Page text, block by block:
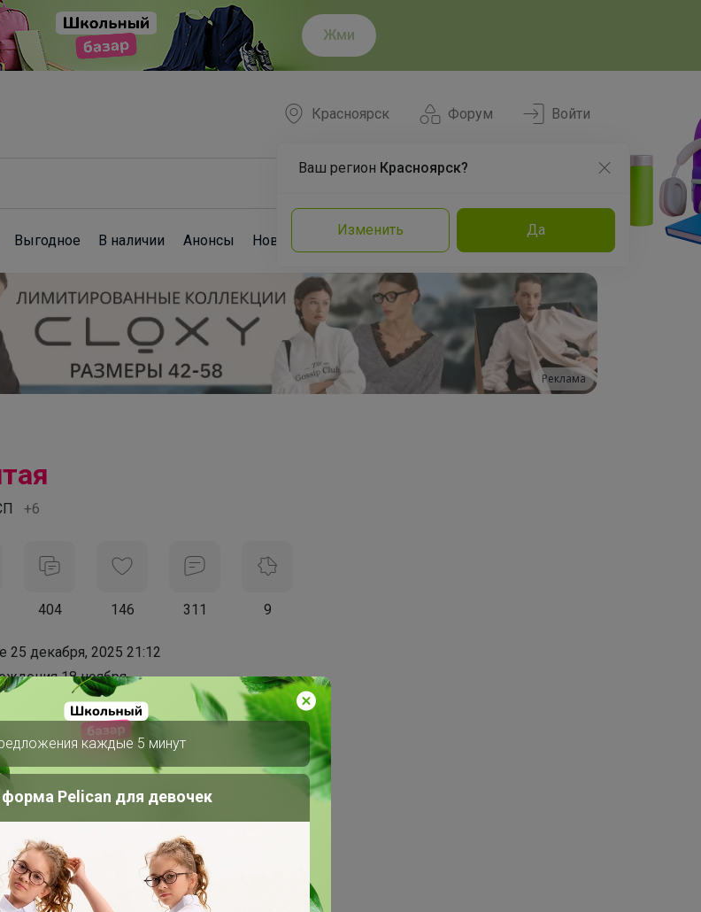
Жми
Форум
Красноярск
Ваш регион Красноярск?
Изменить Да
Войти
Выгодное В наличии Анонсы Новости Команда Эксперты
Реклама
+6
404 146 311 9
25 декабря, 2025 21:12
18 ноября
с 10 января 2020 г.каждые 5 минут
Pelican для девочек